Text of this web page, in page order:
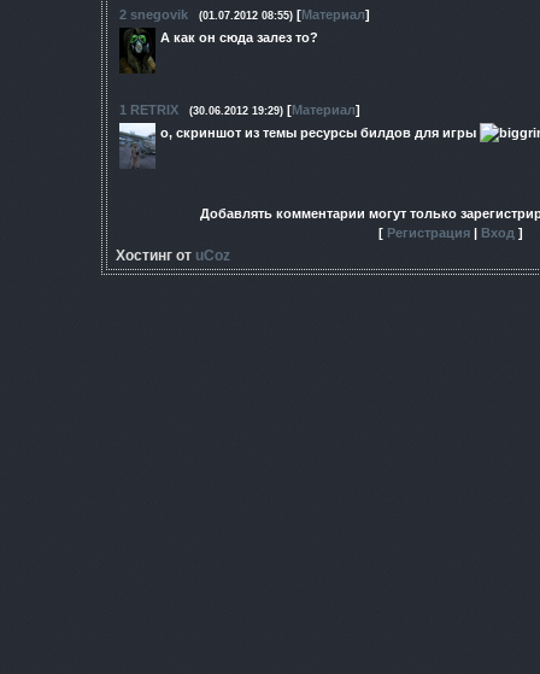
2 snegovik (01.07.2012 08:55) [Материал]
А как он сюда залез то?
1 RETRIX (30.06.2012 19:29) [Материал]
о, скриншот из темы ресурсы билдов для игры
Добавлять комментарии могут только
[ Регистрация Вход ]
Хостинг от uCoz